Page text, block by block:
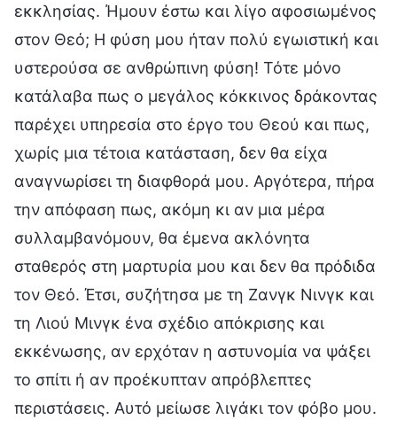
εκκλησίας. Ήμουν έστω και λίγο αφοσιωμένος
στον Θεό; Η φύση μου ήταν πολύ εγωιστική και
υστερούσα σε ανθρώπινη φύση! Τότε μόνο
κατάλαβα πως ο μεγάλος κόκκινος δράκοντας
παρέχει υπηρεσία στο έργο του Θεού και πως,
χωρίς μια τέτοια κατάσταση, δεν θα είχα
αναγνωρίσει τη διαφθορά μου. Αργότερα, πήρα
την απόφαση πως, ακόμη κι αν μια μέρα
συλλαμβανόμουν, θα έμενα ακλόνητα
σταθερός στη μαρτυρία μου και δεν θα πρόδιδα
τον Θεό. Έτσι, συζήτησα με τη Ζανγκ Νινγκ και
τη Λιού Μινγκ ένα σχέδιο απόκρισης και
εκκένωσης, αν ερχόταν η αστυνομία να ψάξει
το σπίτι ή αν προέκυπταν απρόβλεπτες
περιστάσεις. Αυτό μείωσε λιγάκι τον φόβο μου.